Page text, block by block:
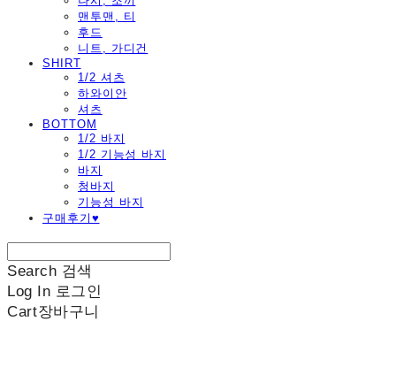
맨투맨, 티
후드
니트, 가디건
SHIRT
1/2 셔츠
하와이안
셔츠
BOTTOM
1/2 바지
1/2 기능성 바지
바지
청바지
기능성 바지
구매후기♥
Search 검색
Log In 로그인
Cart장바구니